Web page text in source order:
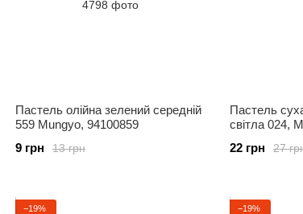
Пастель олійна зелений середній
559 Mungyo, 94100859
13 грн
9 грн
Пастель
світла 024,
27
22 грн
−19%
−19%